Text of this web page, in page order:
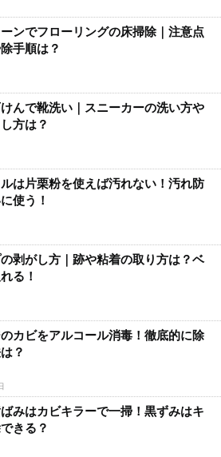
ンでフローリングの床掃除｜注意点
手順は？
んで靴洗い｜スニーカーの洗い方や
方は？
は片栗粉を使えば汚れない！汚れ防
使う！
剥がし方｜跡や粘着の取り方は？ベ
る！
カビをアルコール消毒！徹底的に除
？
ばみはカビキラーで一掃！黒ずみはキ
きる？